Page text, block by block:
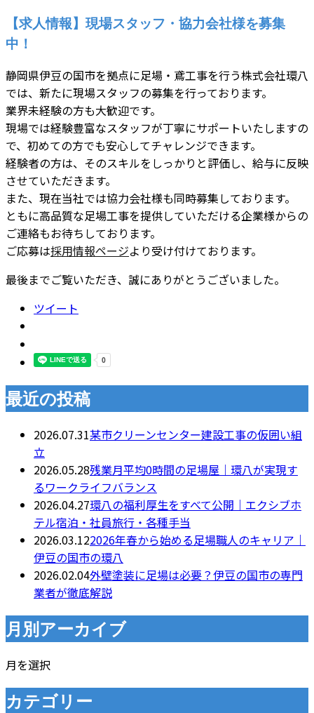
【求人情報】現場スタッフ・協力会社様を募集
中！
静岡県伊豆の国市を拠点に足場・鳶工事を行う株式会社環八
では、新たに現場スタッフの募集を行っております。
業界未経験の方も大歓迎です。
現場では経験豊富なスタッフが丁寧にサポートいたしますの
で、初めての方でも安心してチャレンジできます。
経験者の方は、そのスキルをしっかりと評価し、給与に反映
させていただきます。
また、現在当社では協力会社様も同時募集しております。
ともに高品質な足場工事を提供していただける企業様からの
ご連絡もお待ちしております。
ご応募は採用情報ページより受け付けております。
最後までご覧いただき、誠にありがとうございました。
ツイート
最近の投稿
2026.07.31某市クリーンセンター建設工事の仮囲い組
立
2026.05.28残業月平均0時間の足場屋｜環八が実現す
るワークライフバランス
2026.04.27環八の福利厚生をすべて公開｜エクシブホ
テル宿泊・社員旅行・各種手当
2026.03.122026年春から始める足場職人のキャリア｜
伊豆の国市の環八
2026.02.04外壁塗装に足場は必要？伊豆の国市の専門
業者が徹底解説
月別アーカイブ
月を選択
カテゴリー